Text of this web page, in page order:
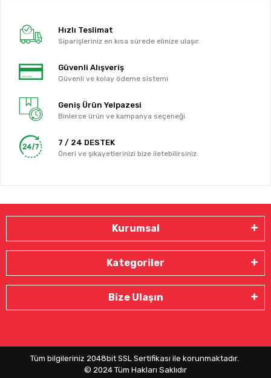
Hızlı Teslimat
Siparişleriniz en kısa sürede elinize ulaşır.
Güvenli Alışveriş
Güvenli ve kolay ödeme sistemi
Geniş Ürün Yelpazesi
Binlerce ürün ve kampanya seçeneği
7 / 24 DESTEK
Öneri ve şikayetlerinizi bize iletebilirsiniz.
Kurumsal
Kategoriler
Bize Ulaşın
Tüm bilgileriniz 2048bit SSL Sertifikası ile korunmaktadır.
© 2024 Tüm Hakları Saklıdır